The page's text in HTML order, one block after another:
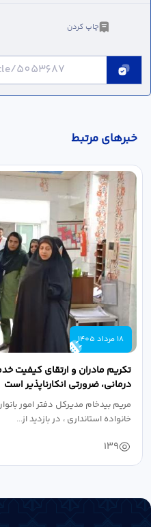
چاپ کردن
خبر‌های مرتبط
18 مرداد 1405
تکریم مادران و ارتقای کیفیت
درمانی، ضرورتی انکارناپذیر است
مریم بیدخام مدیرکل دفتر امور
خانواده استانداری ، در بازدید از...
139